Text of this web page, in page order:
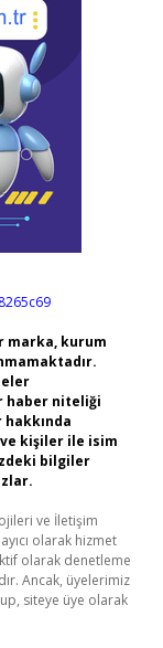
marka, kurum
haber niteliği
kişiler ile isim
bilgiler
ve İletişim
olarak hizmet
olarak denetleme
Ancak, üyelerimiz
siteye üye olarak